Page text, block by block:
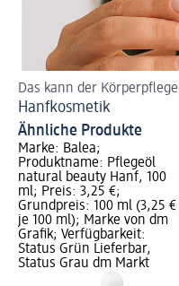
Das kann der
Hanfkosmetik
Ähnliche Produkte
Marke: Balea;
Produktname: Pflegeöl
natural beauty Hanf, 100
ml; Preis: 3,25 €;
Grundpreis: 100 ml (3,25 €
je 100 ml); Marke von dm
Grafik; Verfügbarkeit:
Status Grün Lieferbar,
Status Grau dm Markt